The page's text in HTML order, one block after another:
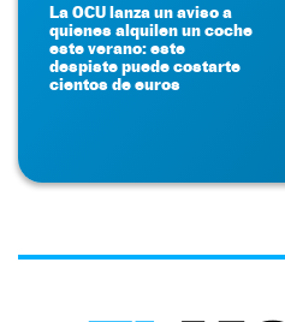
La OCU lanza un aviso a
quienes alquilen un coche
este verano: este
despiste puede costarte
cientos de euros